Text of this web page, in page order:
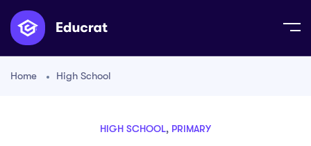
Home High School
HIGH SCHOOL, PRIMARY